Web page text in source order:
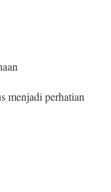
menjadi perhatian